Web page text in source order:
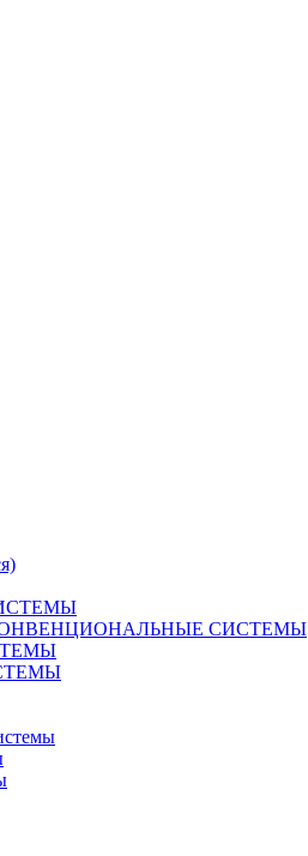
2 КОНВЕНЦИОНАЛЬНЫЕ СИСТЕМЫ